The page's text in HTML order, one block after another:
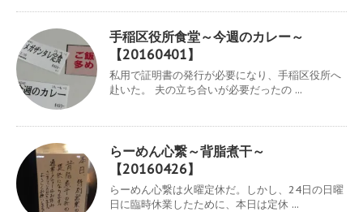
手稲区役所食堂～今週のカレー～
【20160401】
私用で証明書の発行が必要になり、手稲区役所へ
赴いた。 夫の立ち合いが必要だったの ...
らーめん心繋～背脂煮干～
【20160426】
らーめん心繋は火曜定休だ。しかし、24日の日曜
日に臨時休業したために、本日は定休 ...